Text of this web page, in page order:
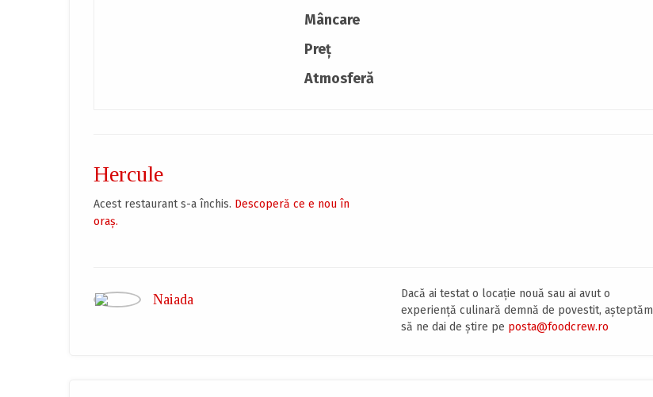
Mâncare
Preț
Atmosferă
Hercule
Acest restaurant s-a închis. Descoperă ce e nou în
oraș.
Naiada
Dacă ai testat o locație nouă sau ai avut o
experiență culinară demnă de povestit, așteptăm
să ne dai de știre pe posta@foodcrew.ro